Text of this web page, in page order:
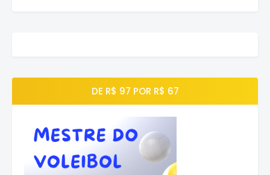
DE R$ 97 POR R$ 67